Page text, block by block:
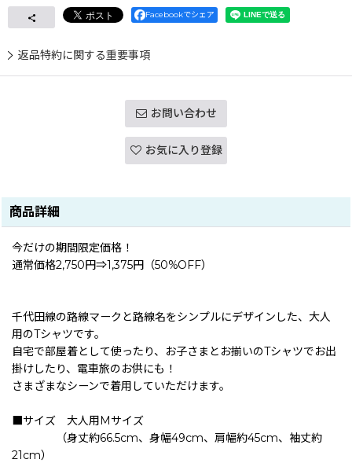
Facebookでシェア
返品特約に関する重要事項
お問い合わせ
お気に入り登録
商品詳細
今だけの期間限定価格！
通常価格2,750円⇒1,375円（50%OFF）
千代田線の路線マークと路線名をシンプルにデザインした、大人
用のTシャツです。
自宅で部屋着として使ったり、お子さまとお揃いのTシャツでお出
掛けしたり、電車旅のお供にも！
さまざまなシーンで着用していただけます。
■サイズ 大人用Mサイズ
（身丈約66.5cm、身幅49cm、肩幅約45cm、袖丈約
21cm）